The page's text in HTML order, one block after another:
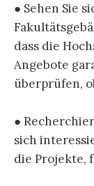
● Sehen Sie
dass die
Angebote
überprüfen,
●
sich
die Projekte,